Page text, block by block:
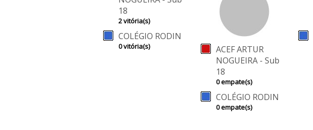
18
2 vitória(s)
COLÉGIO RODIN
0 vitória(s)
ACEF ARTUR
NOGUEIRA - Sub
18
0 empate(s)
COLÉGIO RODIN
0 empate(s)